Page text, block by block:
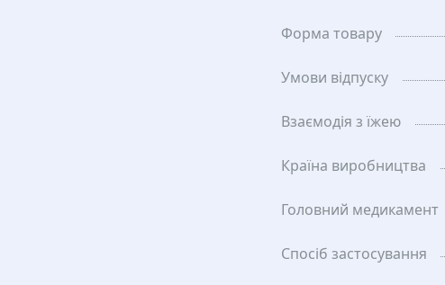
Форма товару
Умови відпуску
Взаємодія з їжею
Країна виробництва
Головний медикамент
Спосіб застосування